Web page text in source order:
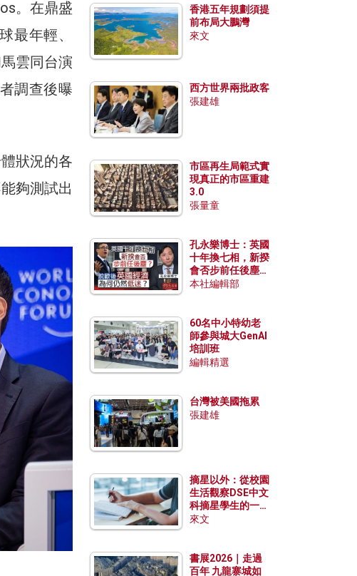
。在鼎盛
最年輕、
雲同台演
調查後曝
狀況的各
夠測試出
香港五年規劃須提
前布局大鵬灣
來文
西方世界兩批政客
張建雄
市區再生局範式實
現真正的市區重建
3.0
張量童
孔永樂博士：英國
十年換七相，新揆
會否步前任後塵？
脫歐後英國經濟為
本社編輯部
60名中小特幼老
師參與城大GenAI
培訓班
編輯精選
台灣被美國拖累
張建雄
摘星以外：從校園
生活觀察DSE中文
科摘星學生的一點
特質
來文
書展2026｜走過
百年 九龍寨城如